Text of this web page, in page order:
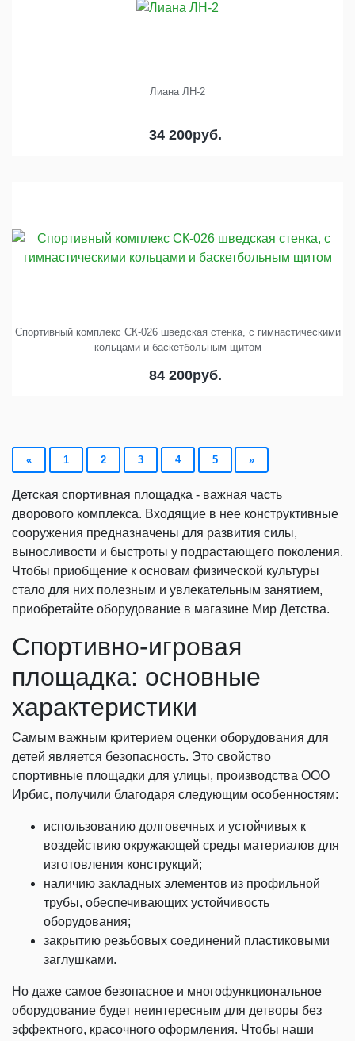
Лиана ЛН-2
34 200руб.
Спортивный комплекс СК-026 шведская стенка, с гимнастическими
кольцами и баскетбольным щитом
84 200руб.
« 1 2 3 4 5 »
Детская спортивная площадка - важная часть
дворового комплекса. Входящие в нее конструктивные
сооружения предназначены для развития силы,
выносливости и быстроты у подрастающего поколения.
Чтобы приобщение к основам физической культуры
стало для них полезным и увлекательным занятием,
приобретайте оборудование в магазине Мир Детства.
Спортивно-игровая
площадка: основные
характеристики
Самым важным критерием оценки оборудования для
детей является безопасность. Это свойство
спортивные площадки для улицы, производства ООО
Ирбис, получили благодаря следующим особенностям:
использованию долговечных и устойчивых к
воздействию окружающей среды материалов для
изготовления конструкций;
наличию закладных элементов из профильной
трубы, обеспечивающих устойчивость
оборудования;
закрытию резьбовых соединений пластиковыми
заглушками.
Но даже самое безопасное и многофункциональное
оборудование будет неинтересным для детворы без
эффектного, красочного оформления. Чтобы наши